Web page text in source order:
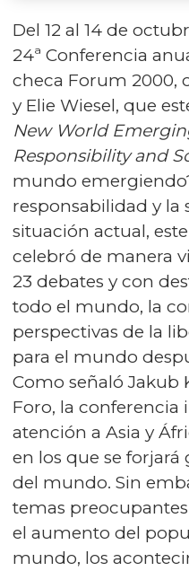
Del 12 al 14 de
24ª Conferencia
checa Forum 2000,
y Elie Wiesel, que
New World
Responsibility and
mundo
responsabilidad y la
situación actual,
celebró de manera
23 debates y con
todo el mundo, la
perspectivas de la
para el mundo
Como señaló Jakub
Foro, la conferencia
atención a Asia y
en los que se
del mundo. Sin
temas
el aumento del
mundo, los